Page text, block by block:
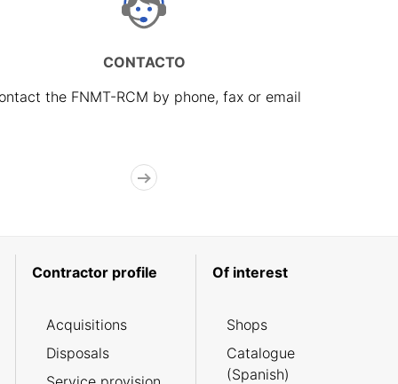
CONTACTO
the FNMT-RCM by phone, fax or email
Contractor profile
Acquisitions
Disposals
Of interest
Shops
Catalogue
(Spanish)